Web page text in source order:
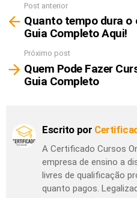
mais
Post anterior
Quanto tempo dura o
Guia Completo Aqui!
Próximo post
Quem Pode Fazer
Guia Completo
Escrito por
A Certificado Cursos
empresa de ensino a
livres de qualificação
quanto pagos.